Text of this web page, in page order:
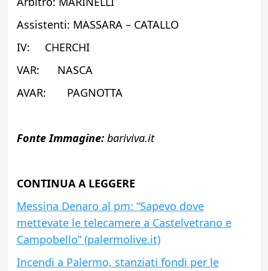
Assistenti: MASSARA – CATALLO
IV: CHERCHI
VAR: NASCA
AVAR: PAGNOTTA
Fonte Immagine:bariviva.it
CONTINUA A LEGGERE
Messina Denaro al pm: “Sapevo dove
mettevate le telecamere a Castelvetrano e
Campobello” (palermolive.it)
Incendi a Palermo, stanziati fondi per le